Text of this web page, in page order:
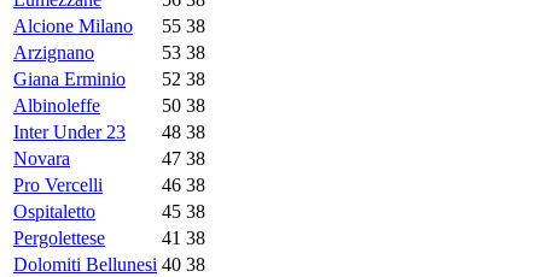
Alcione Milano
55 38
Arzignano
53 38
Giana Erminio
52 38
Albinoleffe
50 38
Inter Under 23
48 38
Novara
47 38
Pro Vercelli
46 38
Ospitaletto
45 38
Pergolettese
41 38
Dolomiti Bellunesi 40 38